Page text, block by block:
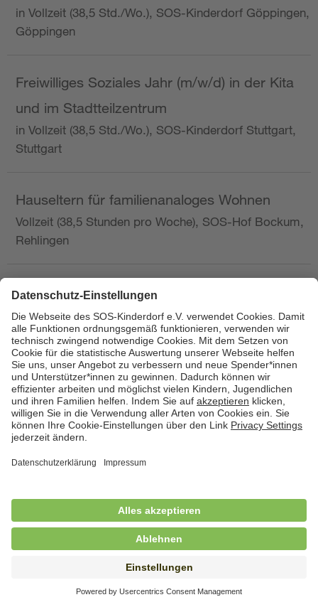
in Vollzeit (38,5 Std./Wo.), SOS-Kinderdorf Göppingen,
Göppingen
Freiwilliges Soziales Jahr (m/w/d) in der Kita
und im Stadtteilzentrum
in Vollzeit (38,5 Std./Wo.), SOS-Kinderdorf Stuttgart,
Stuttgart
Hauseltern für familienanaloges Wohnen
Vollzeit (38,5 Stunden pro Woche), SOS-Hof Bockum,
Rehlingen
Hauswirtschafterin / Köchin (m/w/d) als
Ausbilderin (m/w/d) im Bereich
Nahrungszubereitung
in Vollzeit (38,5 Std./Wo.), SOS-Kinderdorf
Saarbrücken, Saarbrücken
Hauswirtschaftskraft (m/w/d)
in Teilzeit (mind. 20 - max. 30 Std./.Wo.), SOS-
Hauswirtschaftskraft (m/w/d)
in unbefristeter Anstellung, Teilzeit (20 Std./Wo.), SOS-
Kinderdorf Dortmund, Hagen